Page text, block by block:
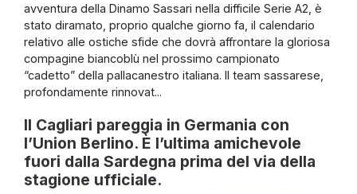
avventura della Dinamo Sassari nella difficile Serie A2, è
stato diramato, proprio qualche giorno fa, il calendario
relativo alle ostiche sfide che dovrà affrontare la gloriosa
compagine biancoblù nel prossimo campionato
“cadetto” della pallacanestro italiana. Il team sassarese,
profondamente rinnovat...
Il Cagliari pareggia in Germania con
l’Union Berlino. È l’ultima amichevole
fuori dalla Sardegna prima del via della
stagione ufficiale.